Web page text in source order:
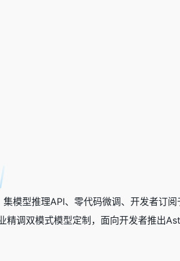
模型推理API、零代码微调、开发者订
调双模式模型定制，面向开发者推出